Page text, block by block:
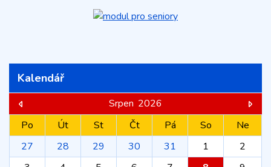
Kalendář
Srpen 2026
Po
Út St Čt Pá So
Ne
27
28 29 30 31 1
2